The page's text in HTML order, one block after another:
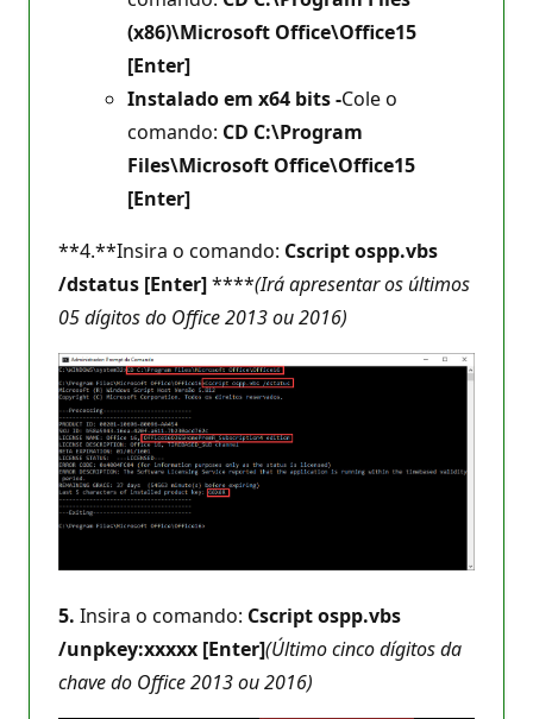
(x86)\Microsoft Office\Office15
[Enter]
Instalado em x64 bits -Cole o
comando: CD C:\Program
Files\Microsoft Office\Office15
[Enter]
**4.**Insira o comando: Cscript ospp.vbs
/dstatus [Enter]****(Irá apresentar os últimos
05 dígitos do Office 2013 ou 2016)
5. Insira o comando: Cscript ospp.vbs
/unpkey:xxxxx [Enter](Último cinco dígitos da
chave do Office 2013 ou 2016)